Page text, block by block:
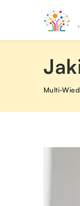
Multi-